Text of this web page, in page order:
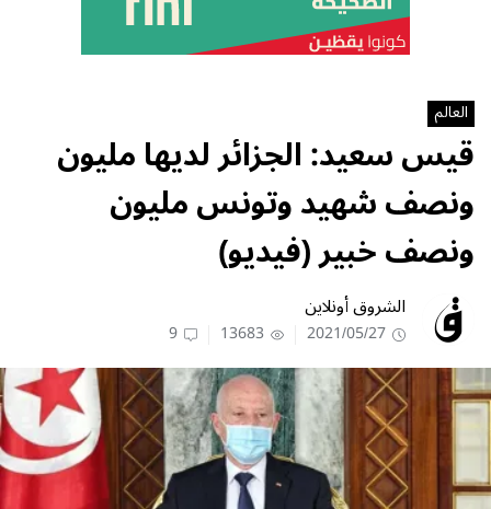
العالم
قيس سعيد: الجزائر لديها مليون
ونصف شهيد وتونس مليون
ونصف خبير (فيديو)
الشروق أونلاين
2021/05/27
13683
9